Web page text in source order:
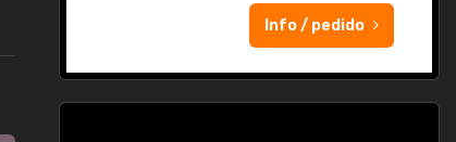
Info / pedido